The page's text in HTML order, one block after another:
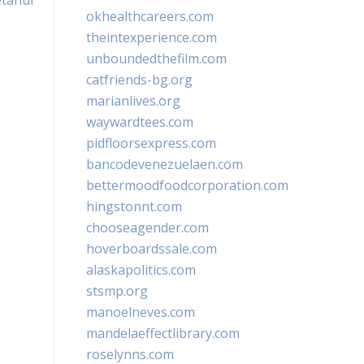
okhealthcareers.com
theintexperience.com
unboundedthefilm.com
catfriends-bg.org
marianlives.org
waywardtees.com
pidfloorsexpress.com
bancodevenezuelaen.com
bettermoodfoodcorporation.com
hingstonnt.com
chooseagender.com
hoverboardssale.com
alaskapolitics.com
stsmp.org
manoelneves.com
mandelaeffectlibrary.com
roselynns.com